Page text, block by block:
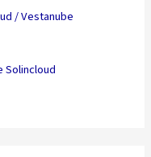
/ Vestanube
Solincloud